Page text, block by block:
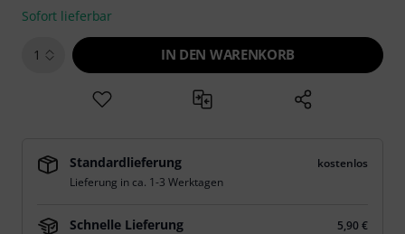
Sofort lieferbar
1 IN DEN WARENKORB
Standardlieferung
kostenlos
Lieferung in ca. 1-3 Werktagen
Schnelle Lieferung
5,90 €